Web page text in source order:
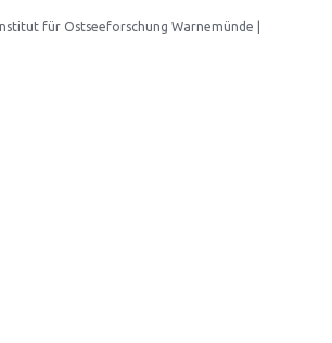
für Ostseeforschung Warnemünde |